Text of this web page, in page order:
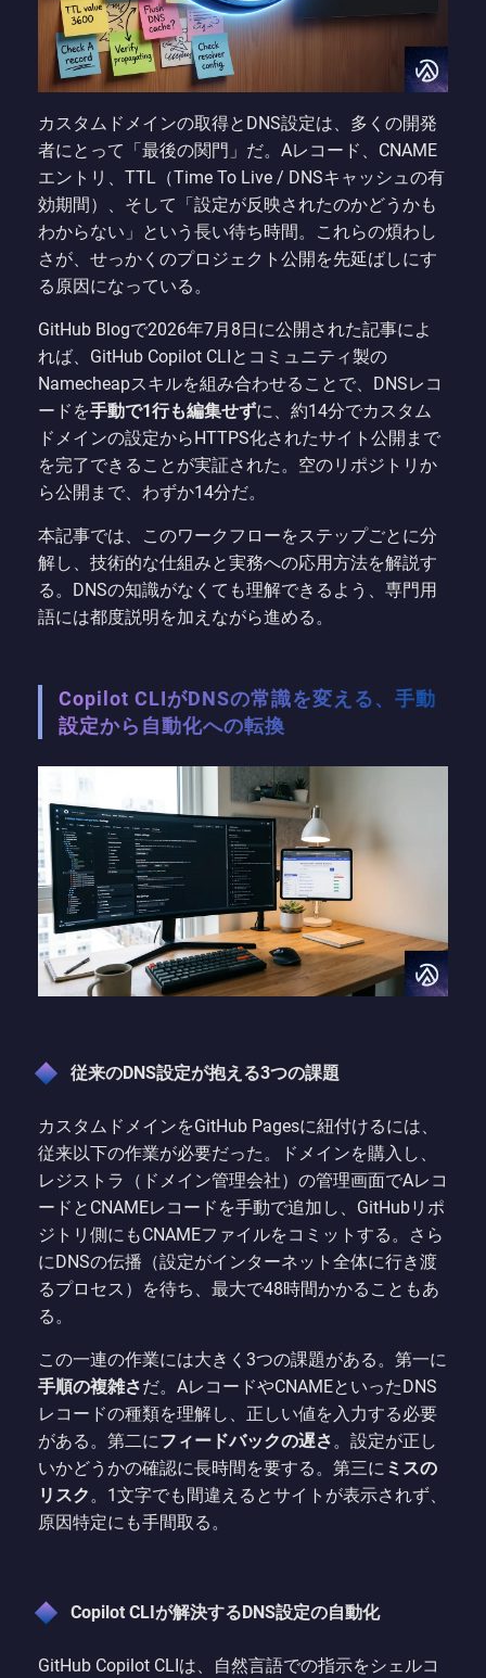
カスタムドメインの取得とDNS設定は、多くの開発
者にとって「最後の関門」だ。Aレコード、CNAME
エントリ、TTL（Time To Live / DNSキャッシュの有
効期間）、そして「設定が反映されたのかどうかも
わからない」という長い待ち時間。これらの煩わし
さが、せっかくのプロジェクト公開を先延ばしにす
る原因になっている。
GitHub Blogで2026年7月8日に公開された記事によ
れば、GitHub Copilot CLIとコミュニティ製の
Namecheapスキルを組み合わせることで、DNSレコ
ードを手動で1行も編集せずに、約14分でカスタム
ドメインの設定からHTTPS化されたサイト公開まで
を完了できることが実証された。空のリポジトリか
ら公開まで、わずか14分だ。
本記事では、このワークフローをステップごとに分
解し、技術的な仕組みと実務への応用方法を解説す
る。DNSの知識がなくても理解できるよう、専門用
語には都度説明を加えながら進める。
Copilot CLIがDNSの常識を変える、手動
設定から自動化への転換
従来のDNS設定が抱える3つの課題
カスタムドメインをGitHub Pagesに紐付けるには、
従来以下の作業が必要だった。ドメインを購入し、
レジストラ（ドメイン管理会社）の管理画面でAレコ
ードとCNAMEレコードを手動で追加し、GitHubリポ
ジトリ側にもCNAMEファイルをコミットする。さら
にDNSの伝播（設定がインターネット全体に行き渡
るプロセス）を待ち、最大で48時間かかることもあ
る。
この一連の作業には大きく3つの課題がある。第一に
手順の複雑さだ。AレコードやCNAMEといったDNS
レコードの種類を理解し、正しい値を入力する必要
がある。第二にフィードバックの遅さ。設定が正し
いかどうかの確認に長時間を要する。第三に ミスの
リスク。1文字でも間違えるとサイトが表示されず、
原因特定にも手間取る。
Copilot CLIが解決するDNS設定の自動化
GitHub Copilot CLIは、自然言語での指示をシェルコ